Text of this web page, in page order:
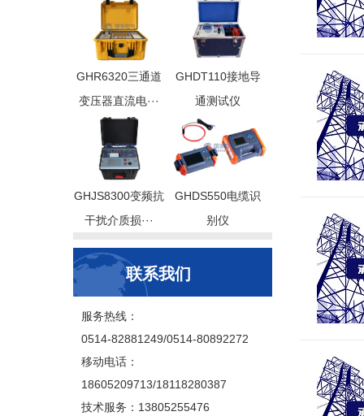
GHR6320三通道
变压器直流电···
GHDT110接地导
通测试仪
GHJS8300变频抗
干扰介质损···
GHDS550电缆识
别仪
联系我们
服务热线：
0514-82881249/0514-80892272
移动电话：
18605209713/18118280387
技术服务：13805255476